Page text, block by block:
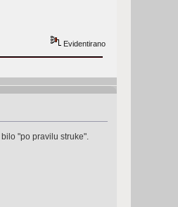
Evidentirano
"po pravilu struke".